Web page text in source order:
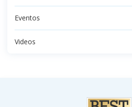
Eventos
Videos